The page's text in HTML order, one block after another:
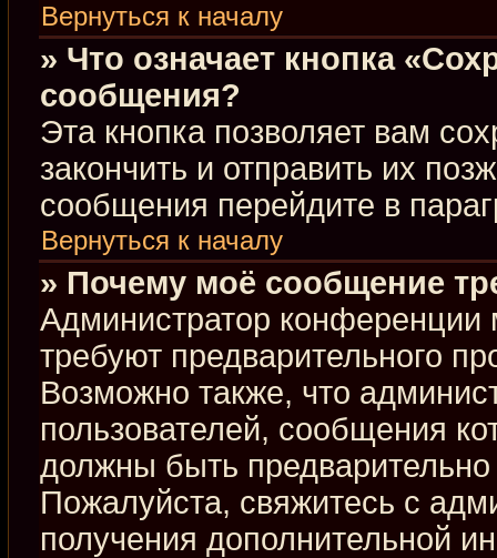
Вернуться к началу
» Что означает кнопка
сообщения?
Эта кнопка позволяет вам
закончить и отправить их
сообщения перейдите в
Вернуться к началу
» Почему моё сообщение
Администратор
требуют предварительного
Возможно также, что
пользователей, сообщения
должны быть
Пожалуйста, свяжитесь с
получения дополнительной